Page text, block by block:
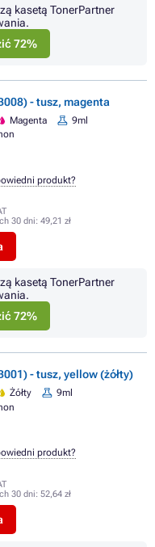
kasetą TonerPartner
72%
- tusz, magenta
Magenta
9ml
30 dni: 49,21 zł
produkt?
kasetą TonerPartner
72%
- tusz, yellow (żółty)
Żółty
9ml
30 dni: 52,64 zł
produkt?